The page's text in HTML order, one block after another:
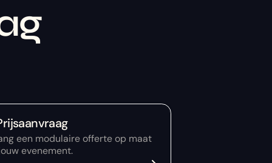
een modulaire offerte op maat
evenement.